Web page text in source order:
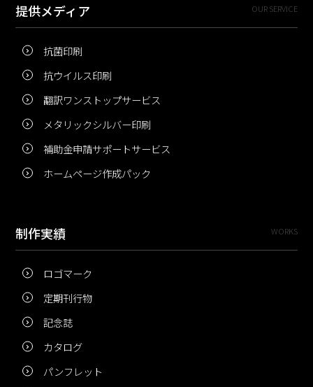
提供メディア OUR SERVICE
抗菌印刷
抗ウイルス印刷
翻訳ワンストップサービス
メタリックシルバー印刷
補助金申請サポートサービス
ホームページ作成パック
制作実績 WORKS
ロゴマーク
定期刊行物
記念誌
カタログ
パンフレット